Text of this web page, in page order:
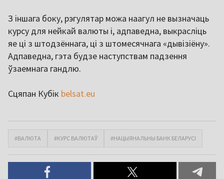
З іншага боку, рэгулятар можа наагул не вызначаць
курсу для нейкай валюты і, адпаведна, выкрасліць
яе ці з штодзённага, ці з штомесячнага «дывізіёну».
Адпаведна, гэта будзе наступствам падзення
ўзаемнага гандлю.
Сцяпан Кубік belsat.eu
#ВАЛЮТА #КУРС ВАЛЮТАЎ #НАЦЫЯНАЛЬНЫ БАНК БЕЛАРУСІ